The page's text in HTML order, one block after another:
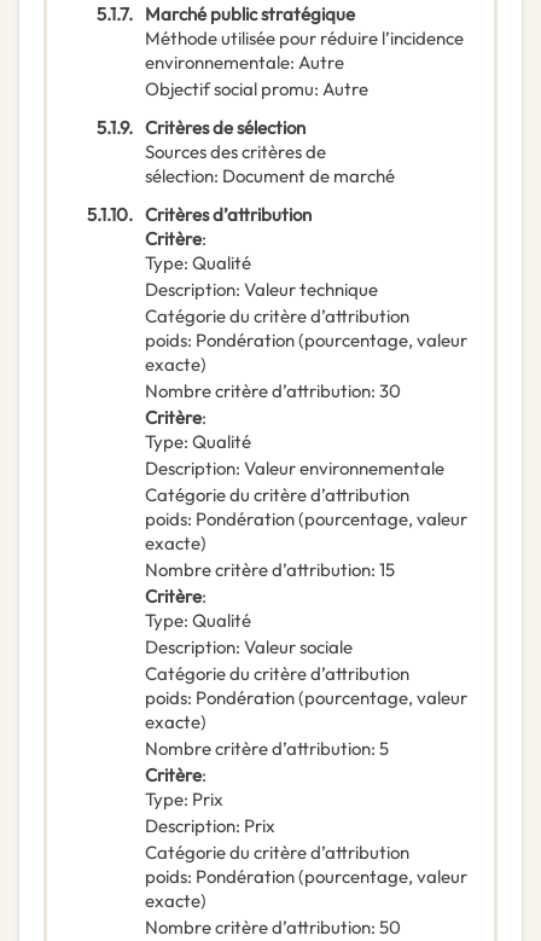
5.1.7. Marché public stratégique
Méthode utilisée pour réduire l’incidence
environnementale: Autre
Objectif social promu: Autre
5.1.9. Critères de sélection
Sources des critères de
sélection: Document de marché
5.1.10. Critères d’attribution
Critère:
Type: Qualité
Description: Valeur technique
Catégorie du critère d’attribution
poids: Pondération (pourcentage, valeur
exacte)
Nombre critère d’attribution: 30
Critère:
Type: Qualité
Description: Valeur environnementale
Catégorie du critère d’attribution
poids: Pondération (pourcentage, valeur
exacte)
Nombre critère d’attribution: 15
Critère:
Type: Qualité
Description: Valeur sociale
Catégorie du critère d’attribution
poids: Pondération (pourcentage, valeur
exacte)
Nombre critère d’attribution: 5
Critère:
Type: Prix
Description: Prix
Catégorie du critère d’attribution
poids: Pondération (pourcentage, valeur
exacte)
Nombre critère d’attribution: 50